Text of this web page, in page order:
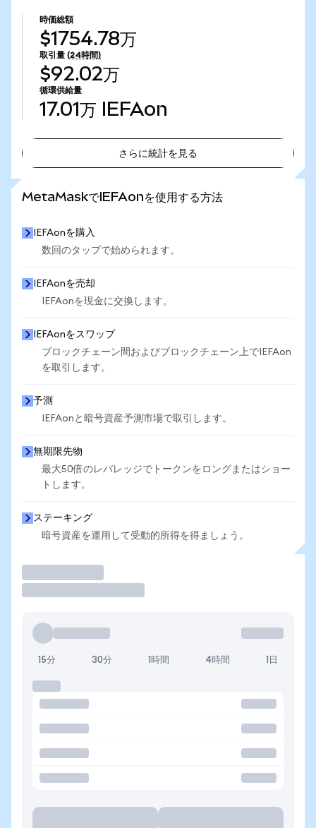
時価総額
$1754.78万
取引量 (24時間)
$92.02万
循環供給量
17.01万 IEFAon
さらに統計を見る
MetaMaskでIEFAonを使用する方法
IEFAonを購入
数回のタップで始められます。
IEFAonを売却
IEFAonを現金に交換します。
IEFAonをスワップ
ブロックチェーン間およびブロックチェーン上でIEFAon
を取引します。
予測
IEFAonと暗号資産予測市場で取引します。
無期限先物
最大50倍のレバレッジでトークンをロングまたはショー
トします。
ステーキング
暗号資産を運用して受動的所得を得ましょう。
15分 30分 1時間 4時間 1日